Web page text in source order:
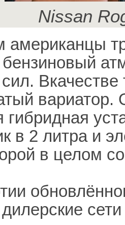
Nissan
американцы
бензиновый
Вкачестве
вариатор.
гибридная
в 2 литра и
в целом